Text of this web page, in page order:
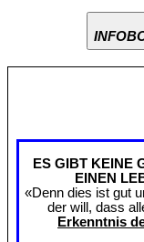
ES GIBT KEINE
EINEN
«Denn dies ist gut
der will, dass
Erkenntnis